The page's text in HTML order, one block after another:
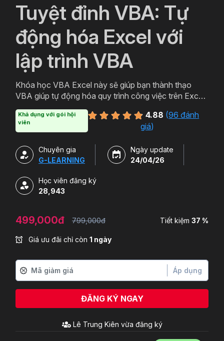
Tuyệt đỉnh VBA: Tự
động hóa Excel với
lập trình VBA
Khóa học VBA Excel này sẽ giúp bạn thành thạo
VBA giúp tự động hóa quy trình công việc trên Excel,
Khả dụng với gói hội
viên
4.88 (96 đánh
giá)
Chuyên gia
G-LEARNING
Ngày update
24/04/26
Học viên đăng ký
28,943
499,000đ 799,000đ Tiết kiệm 37 %
Giá ưu đãi chỉ còn 1 ngày
Áp dụng
ĐĂNG KÝ NGAY
Lê Trung Kiên vừa đăng ký